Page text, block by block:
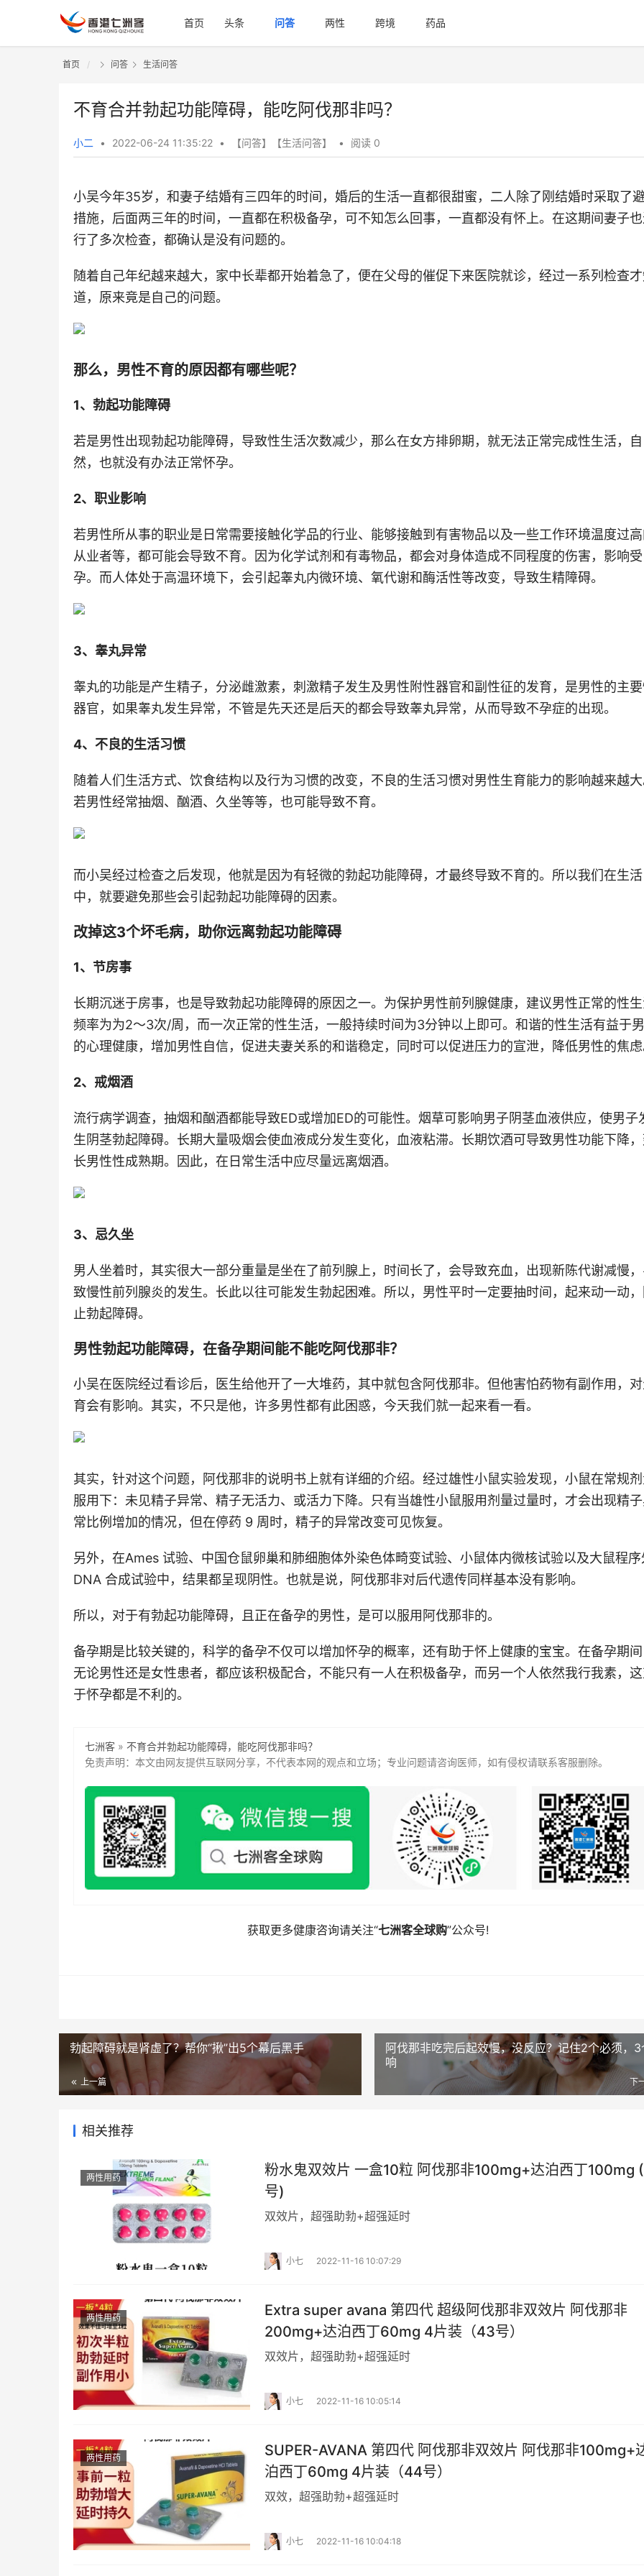
首页 头条 问答 两性 跨境 药品
首页 问答 生活问答
不育合并勃起功能障碍，能吃阿伐那非吗？
小二 • 2022-06-24 11:35:22 • 【问答】【生活问答】 • 阅读 0
小吴今年35岁，和妻子结婚有三四年的时间，婚后的生活一直都很甜蜜，二人除了刚结婚时采取了
措施，后面两三年的时间，一直都在积极备孕，可不知怎么回事，一直都没有怀上。在这期间妻子
行了多次检查，都确认是没有问题的。
随着自己年纪越来越大，家中长辈都开始着急了，便在父母的催促下来医院就诊，经过一系列检查
道，原来竟是自己的问题。
那么，男性不育的原因都有哪些呢？
1、勃起功能障碍
若是男性出现勃起功能障碍，导致性生活次数减少，那么在女方排卵期，就无法正常完成性生活，自
然，也就没有办法正常怀孕。
2、职业影响
若男性所从事的职业是日常需要接触化学品的行业、能够接触到有害物品以及一些工作环境温度过
从业者等，都可能会导致不育。因为化学试剂和有毒物品，都会对身体造成不同程度的伤害，影响受
孕。而人体处于高温环境下，会引起睾丸内微环境、氧代谢和酶活性等改变，导致生精障碍。
3、睾丸异常
睾丸的功能是产生精子，分泌雌激素，刺激精子发生及男性附性器官和副性征的发育，是男性的主
器官，如果睾丸发生异常，不管是先天还是后天的都会导致睾丸异常，从而导致不孕症的出现。
4、不良的生活习惯
随着人们生活方式、饮食结构以及行为习惯的改变，不良的生活习惯对男性生育能力的影响越来越
若男性经常抽烟、酗酒、久坐等等，也可能导致不育。
而小吴经过检查之后发现，他就是因为有轻微的勃起功能障碍，才最终导致不育的。所以我们在生活
中，就要避免那些会引起勃起功能障碍的因素。
改掉这3个坏毛病，助你远离勃起功能障碍
1、节房事
长期沉迷于房事，也是导致勃起功能障碍的原因之一。为保护男性前列腺健康，建议男性正常的性
频率为为2～3次/周，而一次正常的性生活，一般持续时间为3分钟以上即可。和谐的性生活有益于
的心理健康，增加男性自信，促进夫妻关系的和谐稳定，同时可以促进压力的宣泄，降低男性的焦
2、戒烟酒
流行病学调查，抽烟和酗酒都能导致ED或增加ED的可能性。烟草可影响男子阴茎血液供应，使男子
生阴茎勃起障碍。长期大量吸烟会使血液成分发生变化，血液粘滞。长期饮酒可导致男性功能下降
长男性性成熟期。因此，在日常生活中应尽量远离烟酒。
3、忌久坐
男人坐着时，其实很大一部分重量是坐在了前列腺上，时间长了，会导致充血，出现新陈代谢减慢
致慢性前列腺炎的发生。长此以往可能发生勃起困难。所以，男性平时一定要抽时间，起来动一动
止勃起障碍。
男性勃起功能障碍，在备孕期间能不能吃阿伐那非？
小吴在医院经过看诊后，医生给他开了一大堆药，其中就包含阿伐那非。但他害怕药物有副作用，
育会有影响。其实，不只是他，许多男性都有此困惑，今天我们就一起来看一看。
其实，针对这个问题，阿伐那非的说明书上就有详细的介绍。经过雄性小鼠实验发现，小鼠在常规
服用下：未见精子异常、精子无活力、或活力下降。只有当雄性小鼠服用剂量过量时，才会出现精
常比例增加的情况，但在停药 9 周时，精子的异常改变可见恢复。
另外，在Ames 试验、中国仓鼠卵巢和肺细胞体外染色体畸变试验、小鼠体内微核试验以及大鼠程序
DNA 合成试验中，结果都呈现阴性。也就是说，阿伐那非对后代遗传同样基本没有影响。
所以，对于有勃起功能障碍，且正在备孕的男性，是可以服用阿伐那非的。
备孕期是比较关键的，科学的备孕不仅可以增加怀孕的概率，还有助于怀上健康的宝宝。在备孕期
无论男性还是女性患者，都应该积极配合，不能只有一人在积极备孕，而另一个人依然我行我素，
于怀孕都是不利的。
七洲客 » 不育合并勃起功能障碍，能吃阿伐那非吗？
免责声明：本文由网友提供互联网分享，不代表本网的观点和立场；专业问题请咨询医师，如有侵权请联系客服删除。
获取更多健康咨询请关注“七洲客全球购”公众号!
勃起障碍就是肾虚了？帮你“揪”出5个幕后黑手
上一篇
阿伐那非吃完后起效慢，没反应？记住2个必须，3
响
下
相关推荐
两性用药
粉水鬼双效片 一盒10粒 阿伐那非100mg+达泊西丁100mg (49
号)
双效片，超强助勃+超强延时
小七 2022-11-16 10:07:29
两性用药
Extra super avana 第四代 超级阿伐那非双效片 阿伐那非
200mg+达泊西丁60mg 4片装（43号）
双效片，超强助勃+超强延时
小七 2022-11-16 10:05:14
两性用药
SUPER-AVANA 第四代 阿伐那非双效片 阿伐那非100mg+
泊西丁60mg 4片装（44号）
双效，超强助勃+超强延时
小七 2022-11-16 10:04:18